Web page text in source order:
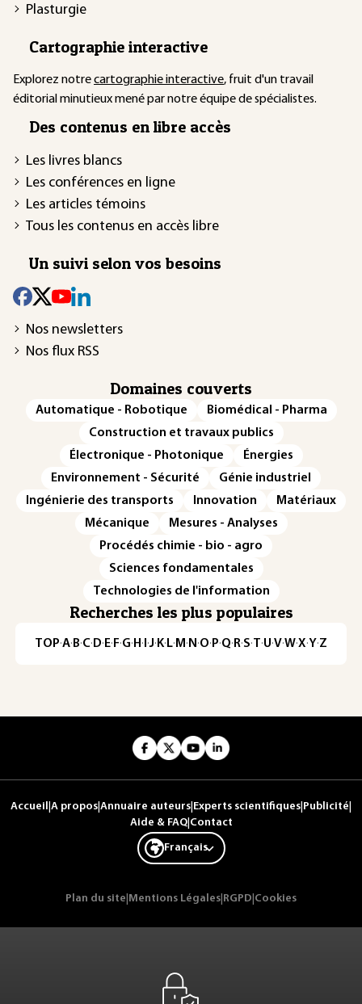
Plasturgie
Cartographie interactive
Explorez notrecartographie interactive, fruit d'un travail
éditorial minutieux mené par notre équipe de spécialistes.
Des contenus en libre accès
Les livres blancs
Les conférences en ligne
Les articles témoins
Tous les contenus en accès libre
Un suivi selon vos besoins
Nos newsletters
Nos flux RSS
Domaines couverts
Automatique - Robotique
Biomédical - Pharma
Construction et travaux publics
Électronique - Photonique
Énergies
Environnement - Sécurité
Génie industriel
Ingénierie des transports
Innovation
Matériaux
Mécanique
Mesures - Analyses
Procédés chimie - bio - agro
Sciences fondamentales
Technologies de l'information
Recherches les plus populaires
TOP·A·B·C· D· E· F·G· H · ·J· K· L· M · N ·O· P·Q· R·S·T·U·V·W·X·Y·Z
Accueil A propos Annuaire auteurs Experts scientifiques Publicité
Aide & FAQ| Contact
Français
Plan du site Mentions Légales RGPD Cookies